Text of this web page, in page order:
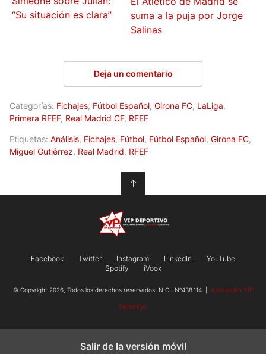
‘’Su situación es clara’’
suma a la puja por Jorge
Salinas
Deja un comentario
Categorías: Fichajes, Fútbol Español, Girona FC, LaLiga,
Primera RFEF, Real Madrid CF, RFEF
Etiquetas: Análisis, Fichajes, Fútbol, Fútbol Español, Girona FC,
Miguel Gutiérrez, Real Madrid, RFEF
↑
Facebook Twitter Instagram LinkedIn
YouTube
Spotify
iVoox
© Copyright 2026, Todos los derechos reservados. N.C.: Nº438.114 | Asociación VIP
Deportivo
Salir de la versión móvil